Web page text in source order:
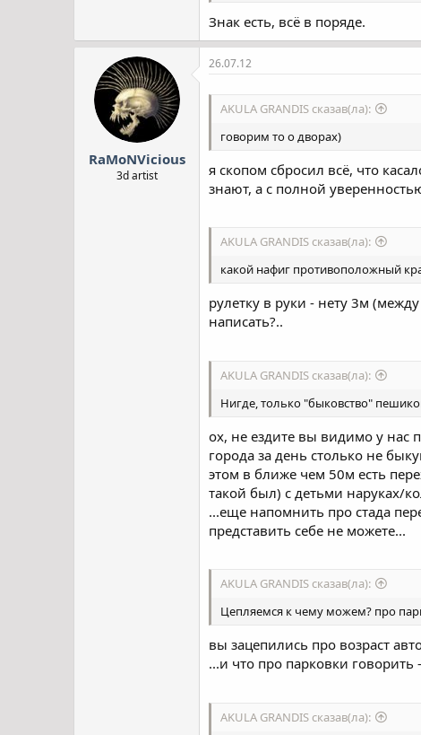
Знак есть, всё в поряде.
RaMoNVicious
3d artist
26.07.12
AKULA GRANDIS сказав(ла):
говорим то о дворах)
я скопом сбросил всё, что
знают, а с полной
AKULA GRANDIS сказав(ла):
какой нафиг противоположный
рулетку в руки - нету 3м
написать?..
AKULA GRANDIS сказав(ла):
Нигде, только "быковство"
ох, не ездите вы видимо у нас
города за день столько не
этом в ближе чем 50м есть
такой был) с детьми наруках/
...еще напомнить про стада
представить себе не можете...
AKULA GRANDIS сказав(ла):
Цепляемся к чему можем? про
вы зацепились про возраст
...и что про парковки говорить
AKULA GRANDIS сказав(ла):